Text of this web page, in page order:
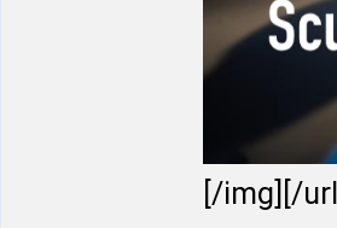
[/img][/url]